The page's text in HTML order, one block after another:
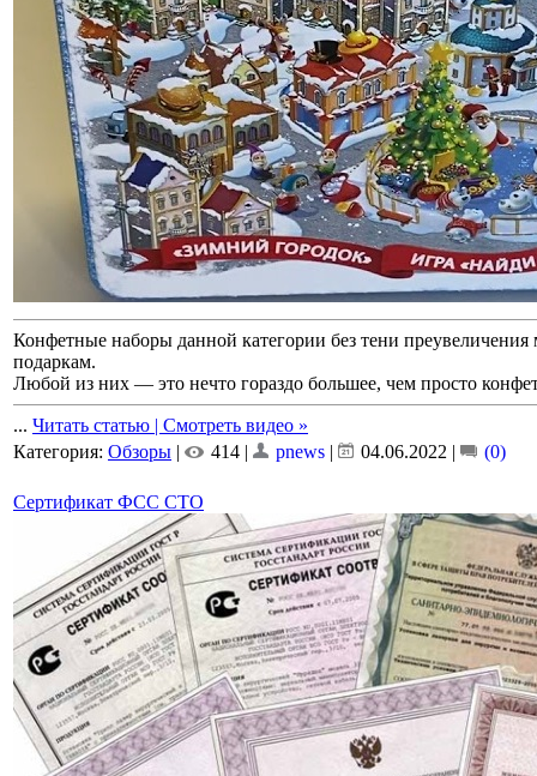
Конфетные наборы данной категории без тени
подаркам.
Любой из них — это нечто гораздо большее, чем просто
... Читать статью | Смотреть видео »
Категория: Обзоры | 414 | pnews | 04.06.2022 | (0)
Сертификат ФСС СТО